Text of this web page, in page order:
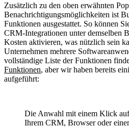
Zusätzlich zu den oben erwähnten
Benachrichtigungsmöglichkeiten ist
Funktionen ausgestattet. So können
CRM-Integrationen unter demselben
Kosten aktivieren, was nützlich sein
Unternehmen mehrere
vollständige Liste der Funktionen
Funktionen, aber wir haben bereits
aufgeführt:
Die Anwahl mit einem Klick
Ihrem CRM, Browser oder